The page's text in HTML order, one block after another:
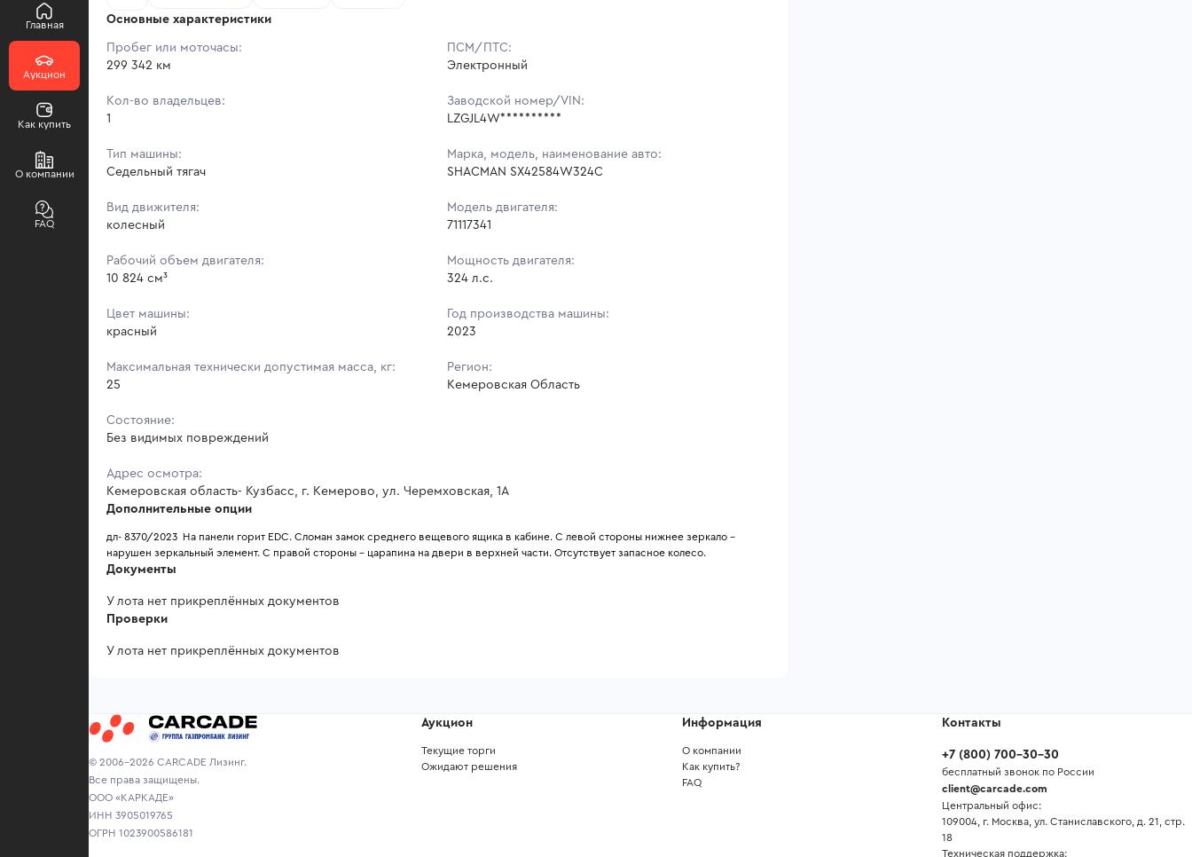
Главная
Аукцион
Как купить
О компании
FAQ
Основные характеристики
Пробег или моточасы:
299 342 км
ПСМ/ПТС:
Электронный
Кол-во владельцев:
1
Заводской номер/VIN:
LZGJL4W**********
Тип машины:
Седельный тягач
Марка, модель, наименование авто:
SHACMAN SX42584W324C
Вид движителя:
колесный
Модель двигателя:
71117341
Рабочий объем двигателя:
10 824 см³
Мощность двигателя:
324 л.с.
Цвет машины:
красный
Год производства машины:
2023
Максимальная технически допустимая масса, кг:
25
Регион:
Кемеровская Область
Состояние:
Без видимых повреждений
Адрес осмотра:
Кемеровская область- Кузбасс, г. Кемерово, ул. Черемховская, 1А
Дополнительные опции
дл- 8370/2023  На панели горит EDC. Сломан замок среднего вещевого ящика в кабине. С левой стороны нижнее зеркало -
нарушен зеркальный элемент. С правой стороны - царапина на двери в верхней части. Отсутствует запасное колесо.
Документы
У лота нет прикреплённых документов
Проверки
У лота нет прикреплённых документов
© 2006-2026 CARCADE Лизинг.
Все права защищены.
ООО «КАРКАДЕ»
ИНН 3905019765
ОГРН 1023900586181
Аукцион
Текущие торги
Ожидают решения
Информация
О компании
Как купить?
FAQ
Контакты
+7 (800) 700-30-30
бесплатный звонок по России
client@carcade.com
Центральный офис:
109004, г. Москва, ул. Станиславского, д. 21, стр.
18
Техническая поддержка: